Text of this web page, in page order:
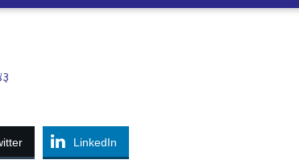
LinkedIn